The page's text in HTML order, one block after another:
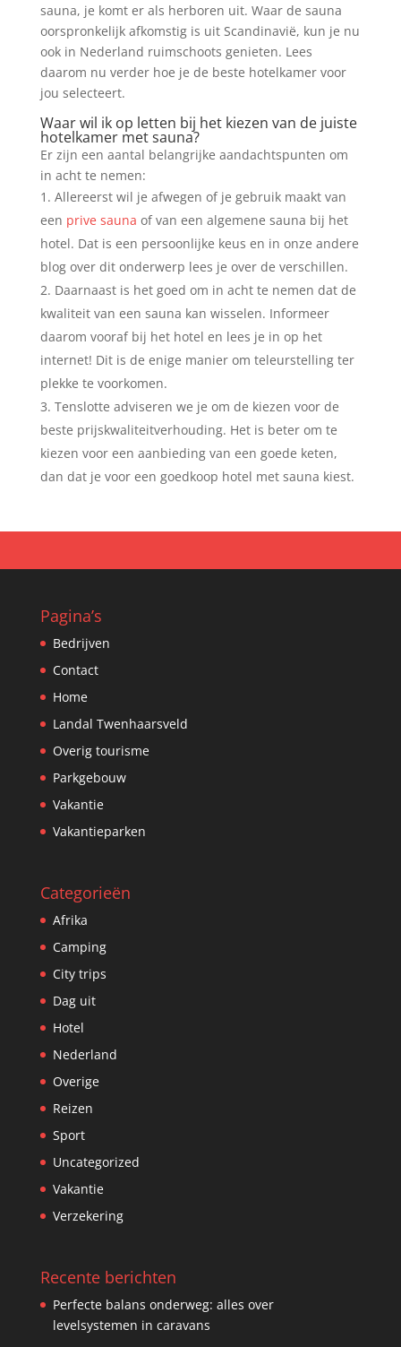
sauna, je komt er als herboren uit. Waar de sauna
oorspronkelijk afkomstig is uit Scandinavië, kun je nu
ook in Nederland ruimschoots genieten. Lees
daarom nu verder hoe je de beste hotelkamer voor
jou selecteert.
Waar wil ik op letten bij het kiezen van de juiste
hotelkamer met sauna?
Er zijn een aantal belangrijke aandachtspunten om
in acht te nemen:
Allereerst wil je afwegen of je gebruik maakt van
een prive sauna of van een algemene sauna bij het
hotel. Dat is een persoonlijke keus en in onze andere
blog over dit onderwerp lees je over de verschillen.
Daarnaast is het goed om in acht te nemen dat de
kwaliteit van een sauna kan wisselen. Informeer
daarom vooraf bij het hotel en lees je in op het
internet! Dit is de enige manier om teleurstelling ter
plekke te voorkomen.
Tenslotte adviseren we je om de kiezen voor de
beste prijskwaliteitverhouding. Het is beter om te
kiezen voor een aanbieding van een goede keten,
dan dat je voor een goedkoop hotel met sauna kiest.
Pagina’s
Bedrijven
Contact
Home
Landal Twenhaarsveld
Overig tourisme
Parkgebouw
Vakantie
Vakantieparken
Categorieën
Afrika
Camping
City trips
Dag uit
Hotel
Nederland
Overige
Reizen
Sport
Uncategorized
Vakantie
Verzekering
Recente berichten
Perfecte balans onderweg: alles over
levelsystemen in caravans